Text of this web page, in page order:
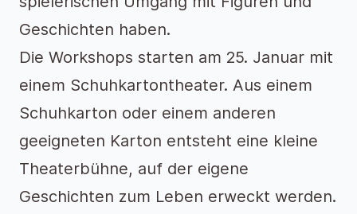
Geschichten haben.
Die Workshops starten am 25. Januar mit
einem Schuhkartontheater. Aus einem
Schuhkarton oder einem anderen
geeigneten Karton entsteht eine kleine
Theaterbühne, auf der eigene
Geschichten zum Leben erweckt werden.